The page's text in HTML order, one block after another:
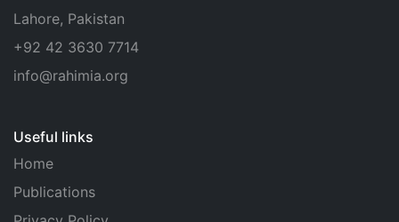
Lahore, Pakistan
+92 42 3630 7714
info@rahimia.org
Useful links
Home
Publications